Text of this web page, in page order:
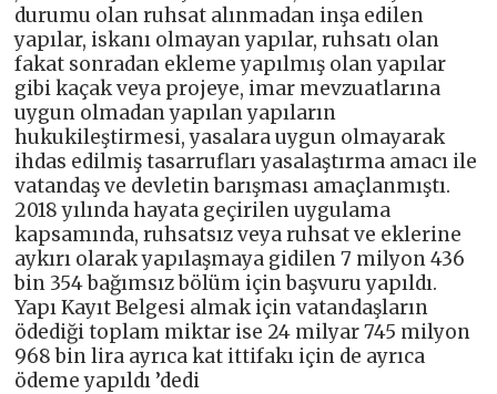
durumu olan ruhsat alınmadan inşa edilen
yapılar, iskanı olmayan yapılar, ruhsatı olan
fakat sonradan ekleme yapılmış olan yapılar
gibi kaçak veya projeye, imar mevzuatlarına
uygun olmadan yapılan yapıların
hukukileştirmesi, yasalara uygun olmayarak
ihdas edilmiş tasarrufları yasalaştırma amacı ile
vatandaş ve devletin barışması amaçlanmıştı.
2018 yılında hayata geçirilen uygulama
kapsamında, ruhsatsız veya ruhsat ve eklerine
aykırı olarak yapılaşmaya gidilen 7 milyon 436
bin 354 bağımsız bölüm için başvuru yapıldı.
Yapı Kayıt Belgesi almak için vatandaşların
ödediği toplam miktar ise 24 milyar 745 milyon
968 bin lira ayrıca kat ittifakı için de ayrıca
ödeme yapıldı ’dedi